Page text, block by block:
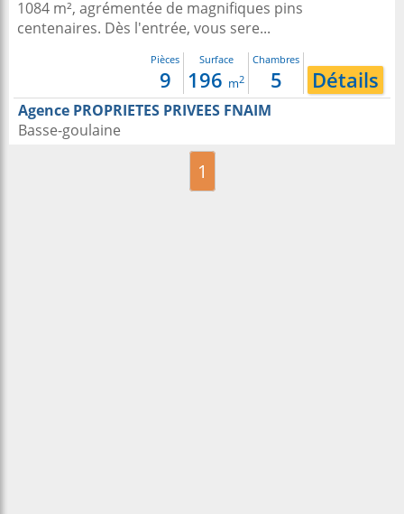
1084 m², agrémentée de magnifiques pins
centenaires. Dès l'entrée, vous sere...
Pièces
9
Surface
196 m2
Chambres
5 Détails
Agence PROPRIETES PRIVEES FNAIM
Basse-goulaine
1